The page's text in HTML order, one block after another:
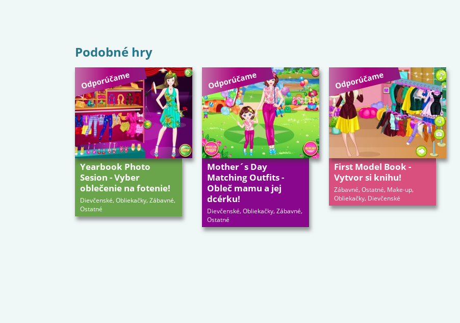
Podobné hry
Yearbook Photo
Sesion - Vyber
oblečenie na fotenie!
Dievčenské,Obliekačky,Zábavné,
Ostatné
Mother´s Day
Matching Outfits -
Obleč mamu a jej
dcérku!
Dievčenské,Obliekačky,Zábavné,
Ostatné
First Model Book -
Vytvor si knihu!
Zábavné,Ostatné, Make-up,
Obliekačky, Dievčenské